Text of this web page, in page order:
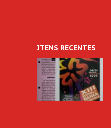
ITENS RECENTES